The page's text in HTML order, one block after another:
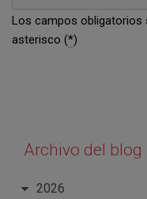
Los campos obligatorios
asterisco (*)
Archivo del blog
2026